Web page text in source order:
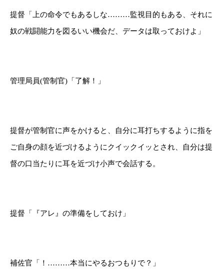
提督「上の命令でもあるしな………監視目的もある、それに
奴の戦闘能力を図るいい機会だ、データは取っておけよ」
管理局員(管制官)「了解！」
提督が管制官に声をかけると、自分に耳打ちするように指を
ご自身の顔を近づけるようにクイックイッとされ、自分は提
督の口当たりに耳を近づけ小声で会話する。
提督「『アレ』の準備をしておけ」
補佐官「！………本当にやるおつもりで？」